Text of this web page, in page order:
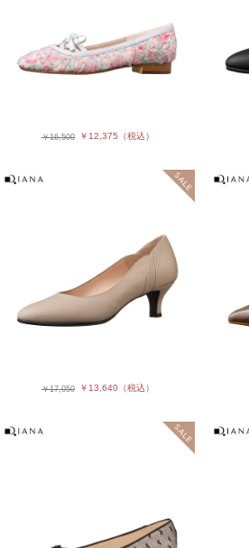
￥16,500 ￥12,375 （税込）
￥17,050 ￥13,640（税込）